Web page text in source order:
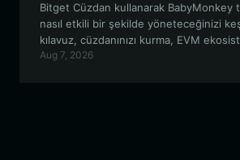
Bitget Cüzdan kullanarak BabyMonkey
nasıl etkili bir şekilde yöneteceğinizi
kılavuz, cüzdanınızı kurma, EVM
otomatik temettü dağıtımları yoluyla
Aug 7, 2026